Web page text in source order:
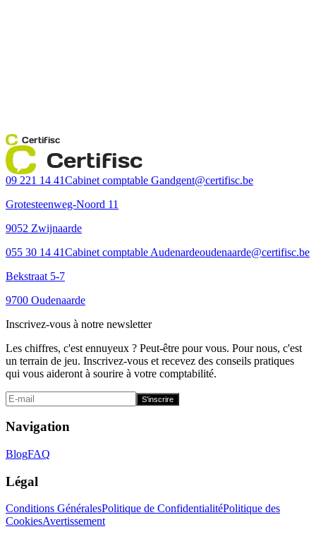
Certifisc
Certifisc
09 221 14 41Cabinet comptable Gandgent@certifisc.be
Grotesteenweg-Noord 11
9052 Zwijnaarde
055 30 14 41Cabinet comptable Audenardeoudenaarde@certifisc.be
Bekstraat 5-7
9700 Oudenaarde
Inscrivez-vous à notre newsletter
Les chiffres, c'est ennuyeux ? Peut-être pour vous. Pour nous, c'est
un terrain de jeu. Inscrivez-vous et recevez des conseils pratiques
qui vous aideront à sourire à votre comptabilité.
S'inscrire
Navigation
BlogFAQ
Légal
Conditions GénéralesPolitique de ConfidentialitéPolitique des
CookiesAvertissement